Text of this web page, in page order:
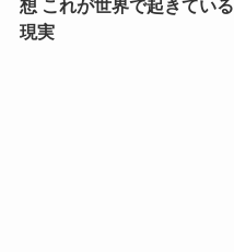
想 これが世界で起きている
現実